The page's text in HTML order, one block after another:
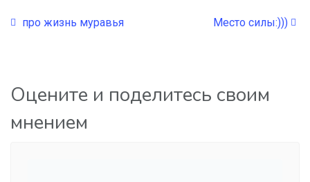
про жизнь муравья Место силы:)))
Оцените и поделитесь своим
мнением